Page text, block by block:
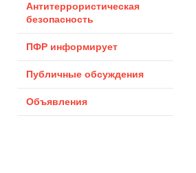
Антитеррористическая
безопасность
ПФР информирует
Публичные обсуждения
Объявления